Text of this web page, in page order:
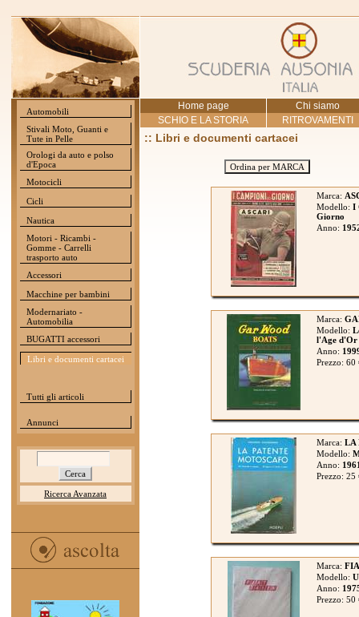
Automobili
Stivali Moto, Guanti e
Tute in Pelle
Orologi da auto e polso
d'Epoca
Motocicli
Cicli
Nautica
Motori - Ricambi -
Gomme - Carrelli
trasporto auto
Accessori
Macchine per bambini
Modernariato -
Automobilia
BUGATTI accessori
Libri e documenti cartacei
Tutti gli articoli
Annunci
Ricerca Avanzata
Home page
Chi siamo
SCHIO E LA STORIA
RITROVAMENTI
:: Libri e documenti cartacei
Ordina per MARCA
Marca:
Modello: I
Giorno
Anno:
Marca:
Modello:
l'Age d'Or
Anno:
Prezzo: 60
Marca: LA
Modello:
Anno:
Prezzo: 25
Marca:
Modello:
Anno:
Prezzo: 50